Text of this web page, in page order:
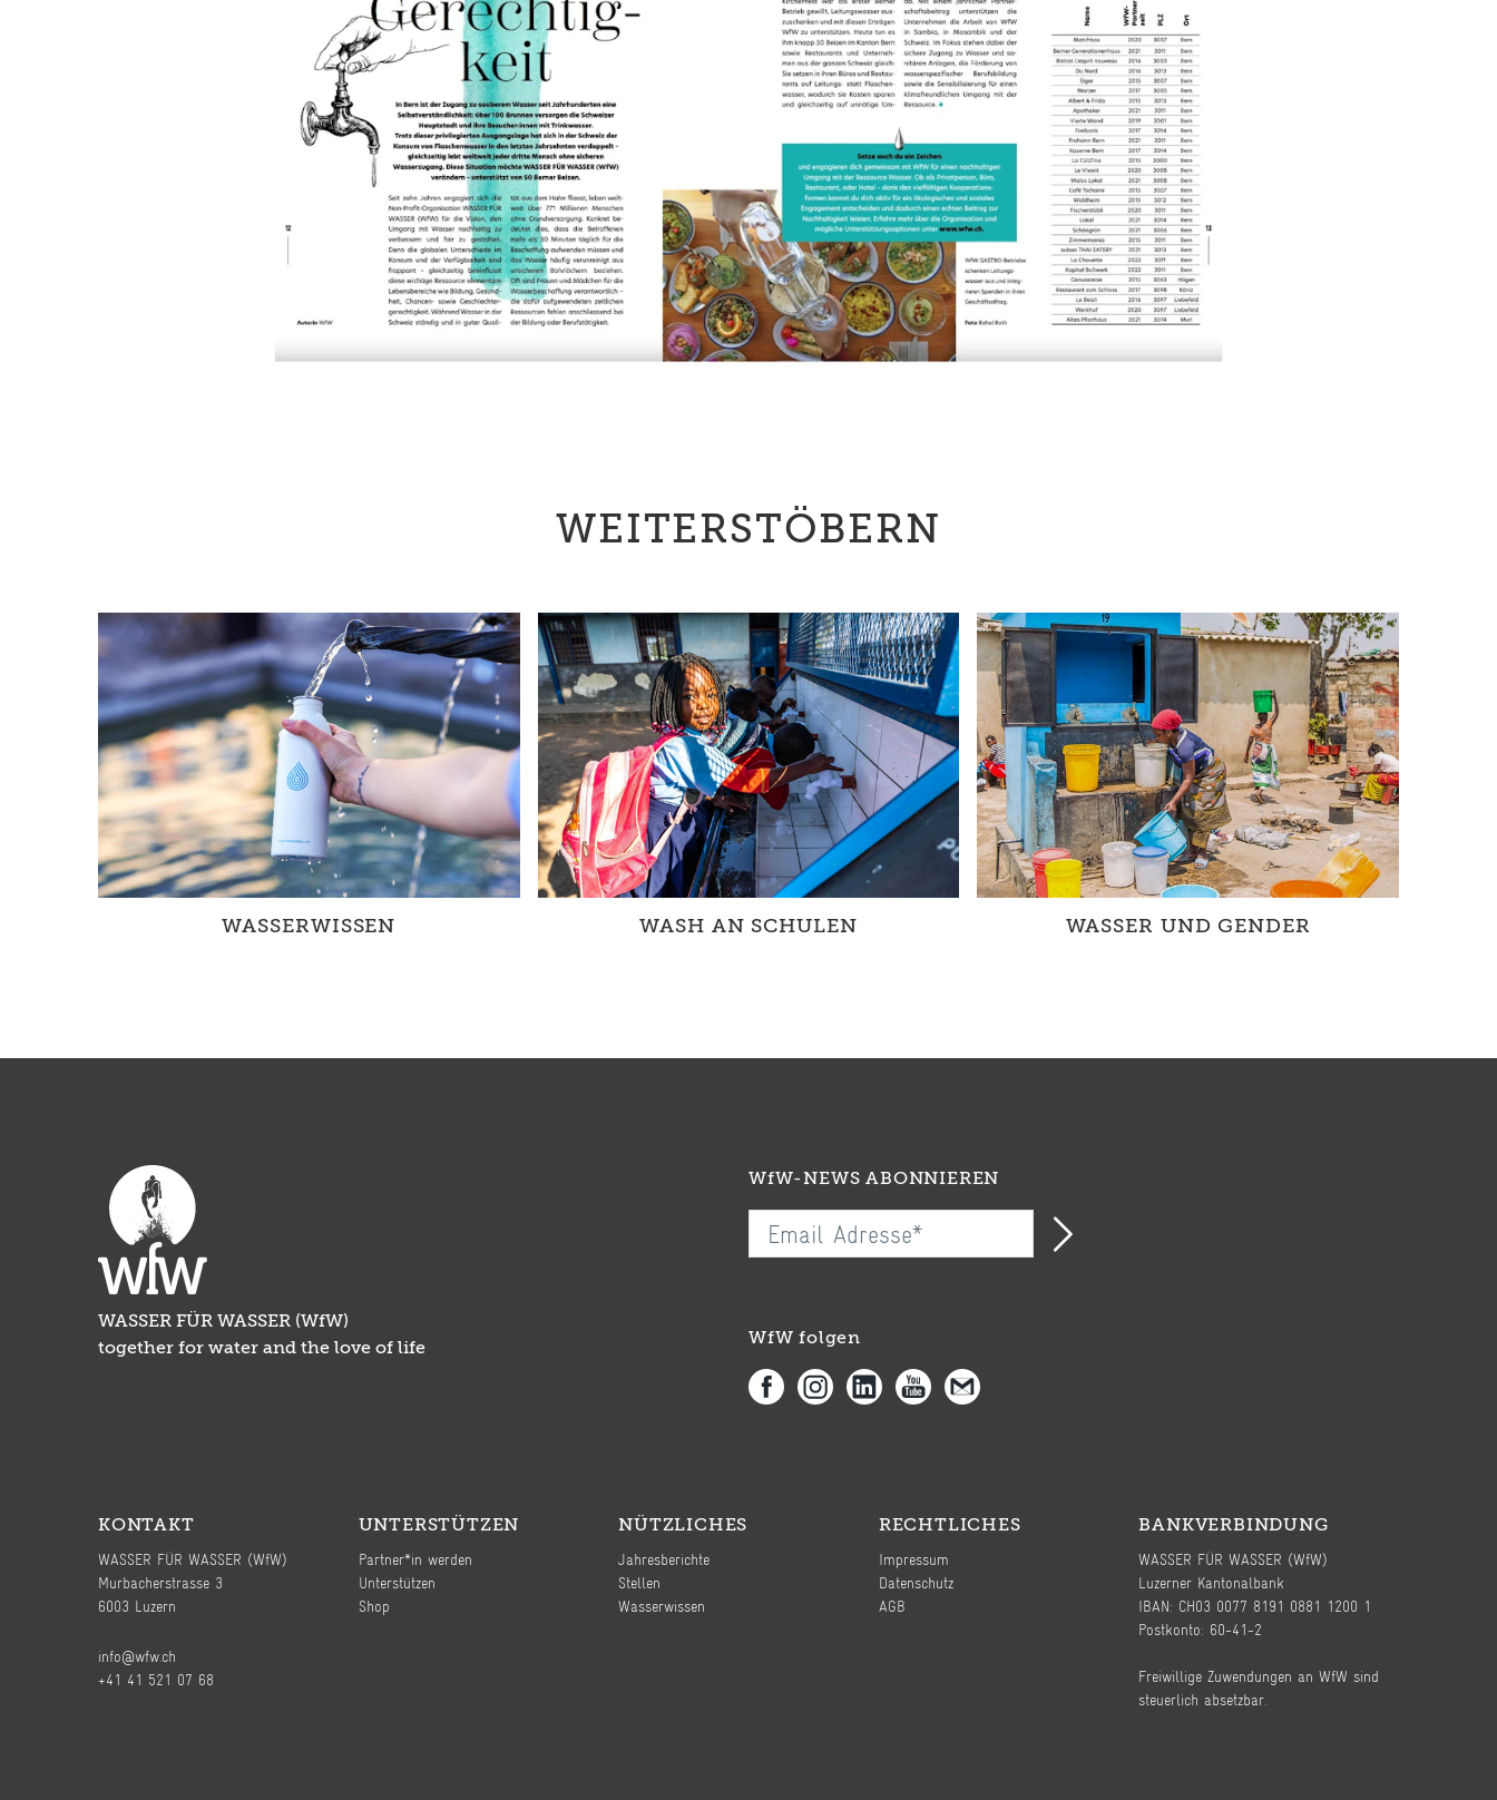
WEITERSTÖBERN
WASSERWISSEN WASH AN SCHULEN WASSER UND GENDER
WASSER FÜR WASSER (WfW)
together for water and the love of life
WfW-NEWS ABONNIEREN
WfW folgen
KONTAKT
WASSER FÜR WASSER (WfW)
Murbacherstrasse 3
6003 Luzern
info@wfw.ch
+41 41 521 07 68
UNTERSTÜTZEN
Partner*in werden
Unterstützen
Shop
NÜTZLICHES
Jahresberichte
Stellen
Wasserwissen
RECHTLICHES
Impressum
Datenschutz
AGB
BANKVERBINDUNG
WASSER FÜR WASSER (WfW)
Luzerner Kantonalbank
IBAN: CH03 0077 8191 0881 1200 1
Postkonto: 60-41-2
Freiwillige Zuwendungen an WfW sind
steuerlich absetzbar.